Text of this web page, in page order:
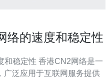
络的速度和稳定性
CN2网络是一
广泛应用于互联网服务提供